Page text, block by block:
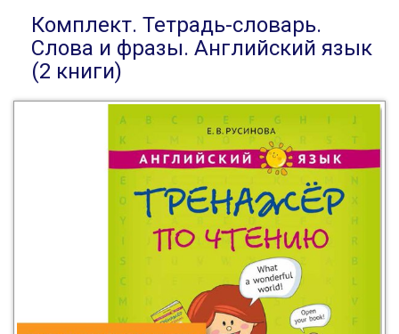
Комплект. Тетрадь-словарь.
Слова и фразы. Английский язык
(2 книги)